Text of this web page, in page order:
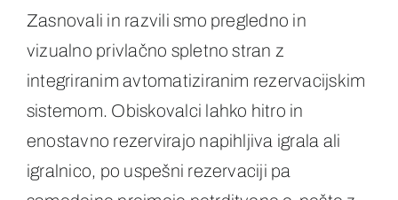
Zasnovali in razvili smo pregledno in
vizualno privlačno spletno stran z
integriranim avtomatiziranim rezervacijskim
sistemom. Obiskovalci lahko hitro in
enostavno rezervirajo napihljiva igrala ali
igralnico, po uspešni rezervaciji pa